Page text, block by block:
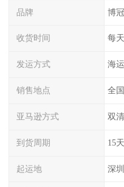
品牌 博冠
收货时间 每天
发运方式 海运
销售地点 全
亚马逊方式 双
到货周期 15天
起运地 深